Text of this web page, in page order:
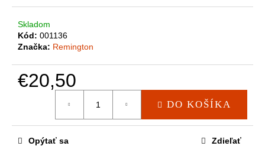
Skladom
Kód: 001136
Značka: Remington
€20,50
DO KOŠÍKA
Opýtať sa Zdieľať